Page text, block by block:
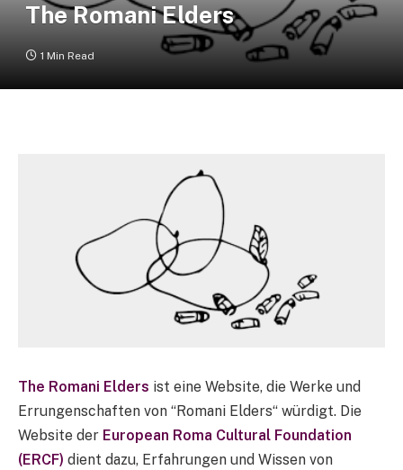
The Romani Elders
1 Min Read
The Romani Elders ist eine Website, die Werke und
Errungenschaften von “Romani Elders“ würdigt. Die
Website der European Roma Cultural Foundation
(ERCF) dient dazu, Erfahrungen und Wissen von